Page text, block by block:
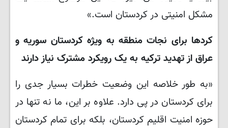
مشکل امنیتی در کردستان است.»
کردها برای نجات منطقه به ویژه کردستان سوریه و
عراق از تهدید ترکیه به یک رویکرد مشترک نیاز دارند
«به طور خلاصه این وضعیت خطرات بسیار جدی را
برای کردستان در پی دارد. علاوه بر این، ما نه تنها در
حوزه امنیت اقلیم کردستان، بلکه برای تمام کردستان